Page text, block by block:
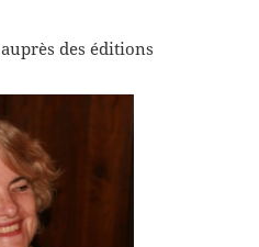
auprès des éditions